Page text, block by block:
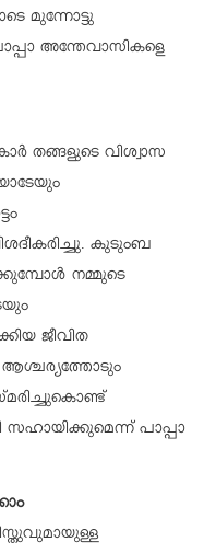
മുന്നോട്ടു
അന്തേവാസികളെ
തങ്ങളുടെ വിശ്വാസ
കുടുംബ
നമ്മുടെ
ജീവിത
ആശ്ചര്യത്തോടും
പാപ്പാ